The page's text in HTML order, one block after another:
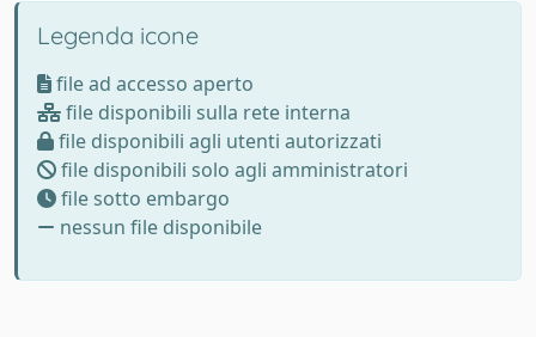
Legenda icone
file ad accesso aperto
file disponibili sulla rete interna
file disponibili agli utenti autorizzati
file disponibili solo agli amministratori
file sotto embargo
nessun file disponibile